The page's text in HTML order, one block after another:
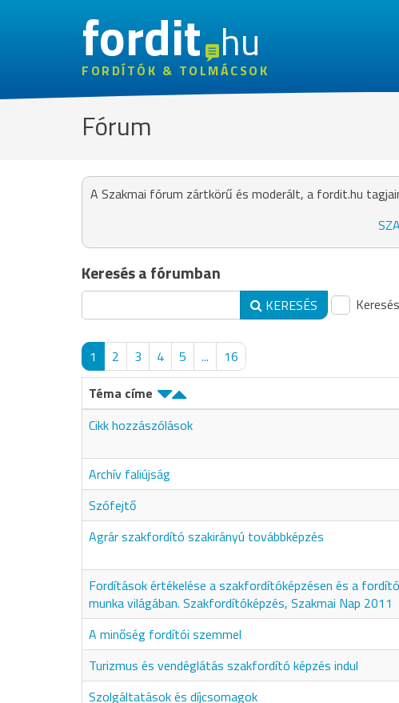
fordithu
FORDÍTÓK & TOLMÁCSOK
Fórum
A Szakmai fórum zártkörű és moderált, a fordit.hu
Keresés a fórumban
KERESÉS
1 2 3 4 5 ... 16
Téma címe
Cikk hozzászólások
Archív faliújság
Szófejtő
Agrár szakfordító szakirányú továbbképzés
Fordítások értékelése a szakfordítóképzésen és a
munka világában. Szakfordítóképzés, Szakmai Nap 2011
A minőség fordítói szemmel
Turizmus és vendéglátás szakfordító képzés indul
Szolgáltatások és díjcsomagok